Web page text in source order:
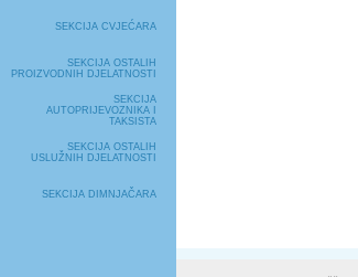
SEKCIJA CVJEĆARA
SEKCIJA OSTALIH
PROIZVODNIH DJELATNOSTI
SEKCIJA
AUTOPRIJEVOZNIKA I
TAKSISTA
SEKCIJA OSTALIH
USLUŽNIH DJELATNOSTI
SEKCIJA DIMNJAČARA